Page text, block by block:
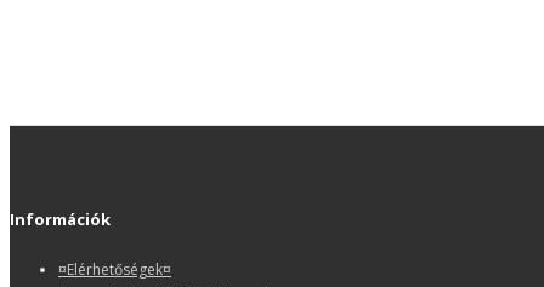
Információk
¤Elérhetőségek¤